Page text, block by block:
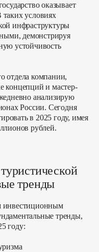
оказывает
условиях
инфраструктуры
демонстрируя
устойчивость
отдела компании,
концепций и мастер-
анализирую
России. Сегодня
в 2025 году, имея
рублей.
тренды
инвестиционным
тренды,
году: